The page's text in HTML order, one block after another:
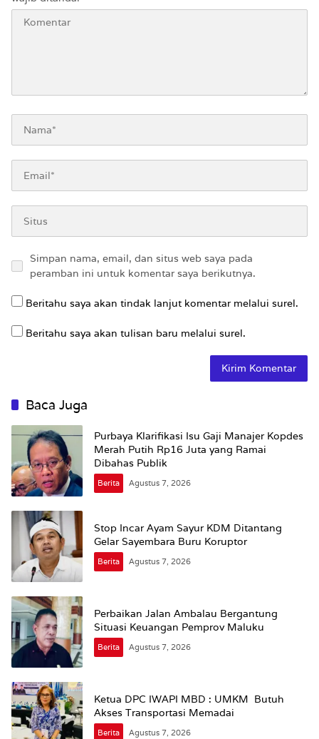
Simpan nama, email, dan situs web saya pada
peramban ini untuk komentar saya berikutnya.
Beritahu saya akan tindak lanjut komentar melalui surel.
Beritahu saya akan tulisan baru melalui surel.
Baca Juga
Purbaya Klarifikasi Isu Gaji Manajer Kopdes
Merah Putih Rp16 Juta yang Ramai
Dibahas Publik
Berita Agustus 7, 2026
Stop Incar Ayam Sayur KDM Ditantang
Gelar Sayembara Buru Koruptor
Berita Agustus 7, 2026
Perbaikan Jalan Ambalau Bergantung
Situasi Keuangan Pemprov Maluku
Berita Agustus 7, 2026
Ketua DPC IWAPI MBD : UMKM Butuh
Akses Transportasi Memadai
Berita Agustus 7, 2026